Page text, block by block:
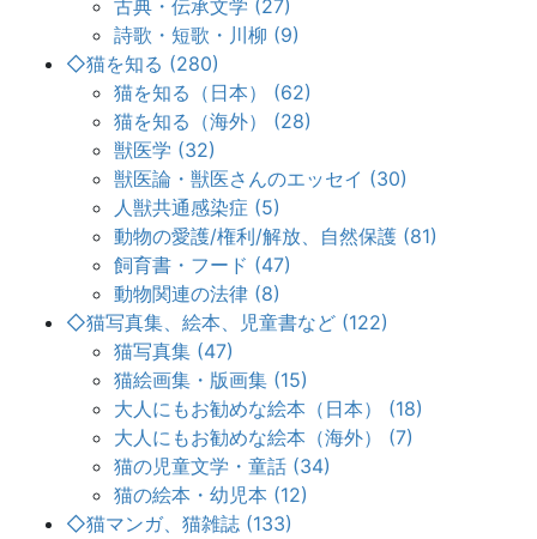
古典・伝承文学 (27)
詩歌・短歌・川柳 (9)
◇猫を知る (280)
猫を知る（日本） (62)
猫を知る（海外） (28)
獣医学 (32)
獣医論・獣医さんのエッセイ (30)
人獣共通感染症 (5)
動物の愛護/権利/解放、自然保護 (81)
飼育書・フード (47)
動物関連の法律 (8)
◇猫写真集、絵本、児童書など (122)
猫写真集 (47)
猫絵画集・版画集 (15)
大人にもお勧めな絵本（日本） (18)
大人にもお勧めな絵本（海外） (7)
猫の児童文学・童話 (34)
猫の絵本・幼児本 (12)
◇猫マンガ、猫雑誌 (133)